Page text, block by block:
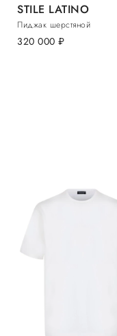
STILE LATINO
Пиджак шерстяной
320 000 руб.